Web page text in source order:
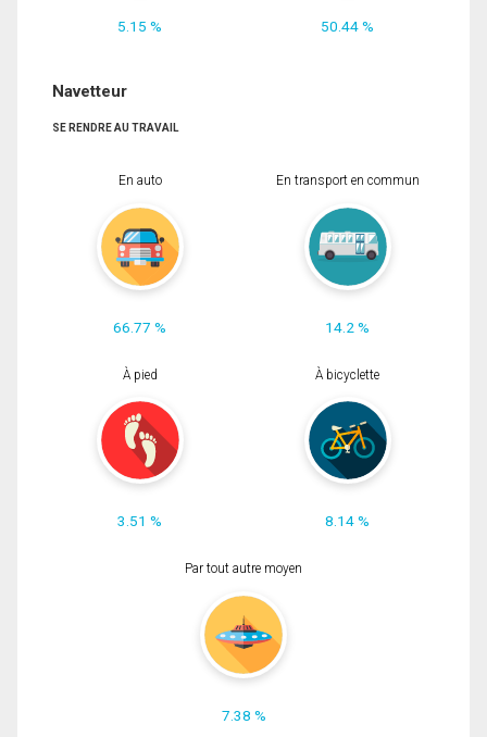
5.15 % 50.44 %
Navetteur
SE RENDRE AU TRAVAIL
En auto
66.77 %
En transport en commun
14.2 %
À pied
3.51 %
À bicyclette
8.14 %
Par tout autre moyen
7.38 %